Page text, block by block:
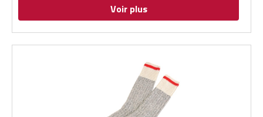
Voir plus